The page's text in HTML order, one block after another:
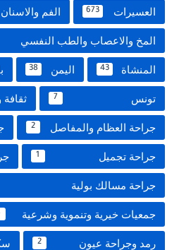
العسيرات 673 الفم والاسنان
المخ والاعصاب والطب النفسي
المنشاة 43 اليمن 38
تونس 7 ثقافة
جراحة العظام والمفاصل 2
جراحة تجميل 1
جراحة مسالك بولية
جمعيات خيرية وتنموية وشرعية
رمد وجراحة عيون 2